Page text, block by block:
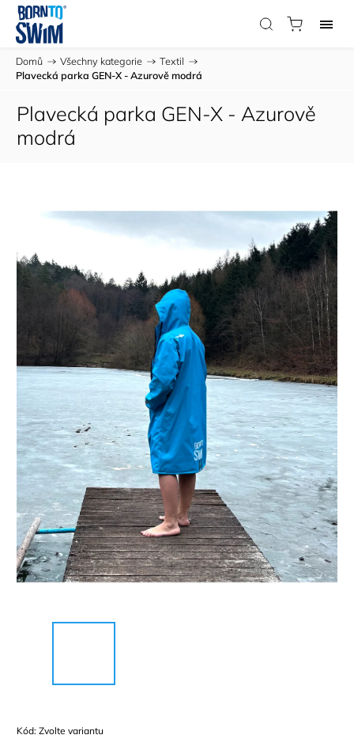
Domů / Všechny kategorie / Textil /
Plavecká parka GEN-X - Azurově modrá
Plavecká parka GEN-X - Azurově
modrá
Kód: Zvolte variantu